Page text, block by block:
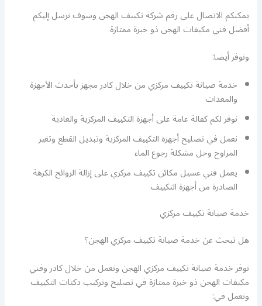
يمكنكم الاتصال على رقم شركة تكييف الهجن وسوف نرسل إليكم
أفضل فني مكيفات الهجن ذو خبرة ممتازة
ونوفر أيضا:
خدمة صيانة تكييف مركزي من خلال كادر مجهز بأحدث الأجهزة
والمعدات
نوفر لكم كفالة عامة على أجهزة التكييف المركزية والعادية
نعمل في تصليح أجهزة التكييف المركزية وتبديل القطع وتغير
المراوح وحل مشكلة رجوع الماء
يعمل فني غسيل مكائن تكييف مركزي على إزالة الروائح الكرهة
الصادرة من أجهزة التكييف
خدمة صيانة تكييف مركزي
هل تبحث عن خدمة صيانة تكييف مركزي الهجن؟
نوفر خدمة صيانة تكييف مركزي الهجن ونعمل من خلال كادر وفني
مكيفات الهجن ذو خبرة ممتازة في تصليح وتركيب دكتات التكييف
ونعمل في: